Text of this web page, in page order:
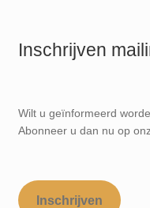
Inschrijven
Wilt u geïnformeerd
Abonneer u dan nu op
Inschrijven